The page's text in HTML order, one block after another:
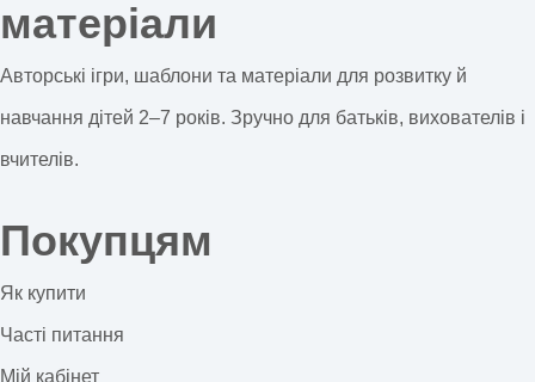
матеріали
Авторські ігри, шаблони та матеріали для розвитку й
навчання дітей 2–7 років. Зручно для батьків, вихователів і
вчителів.
Покупцям
Як купити
Часті питання
Мій кабінет